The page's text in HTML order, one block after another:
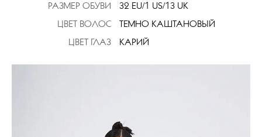
РАЗМЕР ОБУВИ
32 EU/1 US/13 UK
ЦВЕТ ВОЛОС
ТЕМНО КАШТАНОВЫЙ
ЦВЕТ ГЛАЗ
КАРИЙ